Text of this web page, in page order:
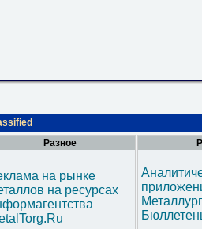
Разное
на рынке
на ресурсах